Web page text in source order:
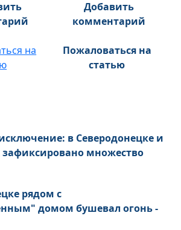
Добавить
комментарий
Пожаловаться на
статью
в Северодонецке и
зафиксировано множество
рядом с
домом бушевал огонь -